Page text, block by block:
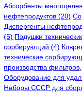
Абсорбенты
нефтепродуктов (20)
Диспергенты
(5) Подушки
сорбирующий (4)
технические
производства
Оборудование для
Наборы СССР для